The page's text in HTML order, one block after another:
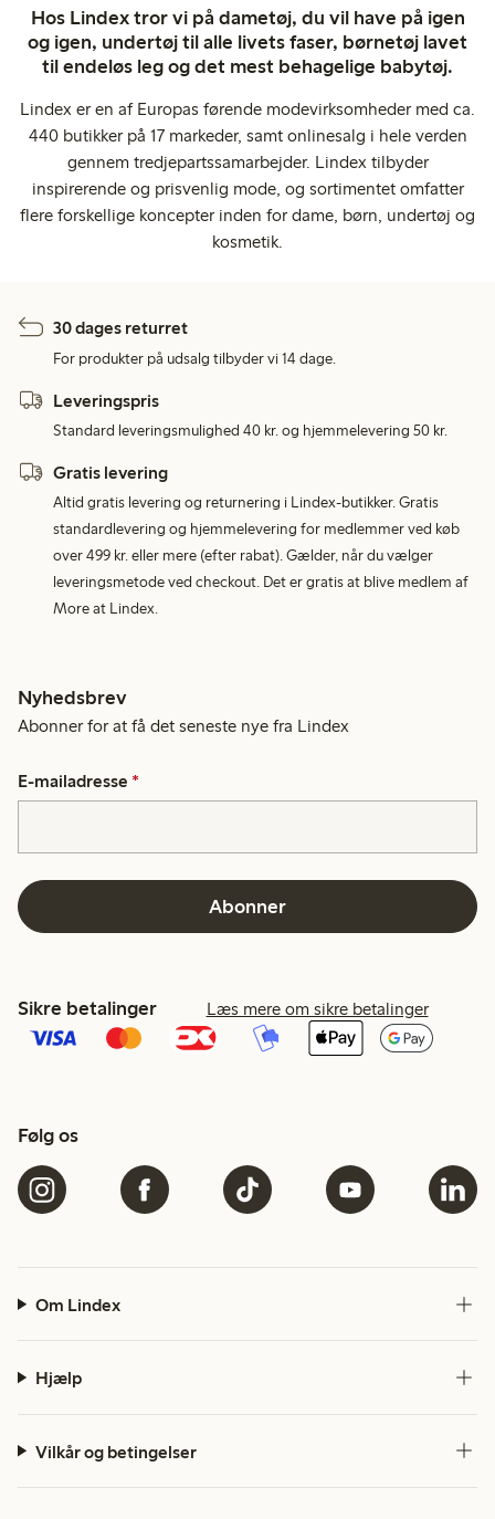
Hos Lindex tror vi på dametøj, du vil have på igen
og igen, undertøj til alle livets faser, børnetøj lavet
til endeløs leg og det mest behagelige babytøj.
Lindex er en af Europas førende modevirksomheder med ca.
440 butikker på 17 markeder, samt onlinesalg i hele verden
gennem tredjepartssamarbejder. Lindex tilbyder
inspirerende og prisvenlig mode, og sortimentet omfatter
flere forskellige koncepter inden for dame, børn, undertøj og
kosmetik.
30 dages returret
For produkter på udsalg tilbyder vi 14 dage.
Leveringspris
Standard leveringsmulighed 40 kr. og hjemmelevering 50 kr.
Gratis levering
Altid gratis levering og returnering i Lindex-butikker. Gratis
standardlevering og hjemmelevering for medlemmer ved køb
over 499 kr. eller mere (efter rabat). Gælder, når du vælger
leveringsmetode ved checkout. Det er gratis at blive medlem af
More at Lindex.
Nyhedsbrev
Abonner for at få det seneste nye fra Lindex
E-mailadresse *
Abonner
Sikre betalinger Læs mere om sikre betalinger
Følg os
Om Lindex
Hjælp
Vilkår og betingelser